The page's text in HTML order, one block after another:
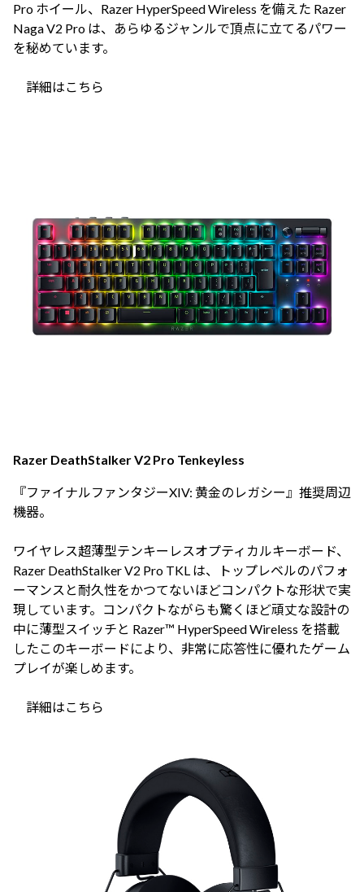
Pro ホイール、Razer HyperSpeed Wireless を備えた Razer
Naga V2 Pro は、あらゆるジャンルで頂点に立てるパワー
を秘めています。
詳細はこちら
Razer DeathStalker V2 Pro Tenkeyless
『ファイナルファンタジーXIV: 黄金のレガシー』推奨周辺
機器。
ワイヤレス超薄型テンキーレスオプティカルキーボード、
Razer DeathStalker V2 Pro TKL は、トップレベルのパフォ
ーマンスと耐久性をかつてないほどコンパクトな形状で実
現しています。コンパクトながらも驚くほど頑丈な設計の
中に薄型スイッチと Razer™ HyperSpeed Wireless を搭載
したこのキーボードにより、非常に応答性に優れたゲーム
プレイが楽しめます。
詳細はこちら